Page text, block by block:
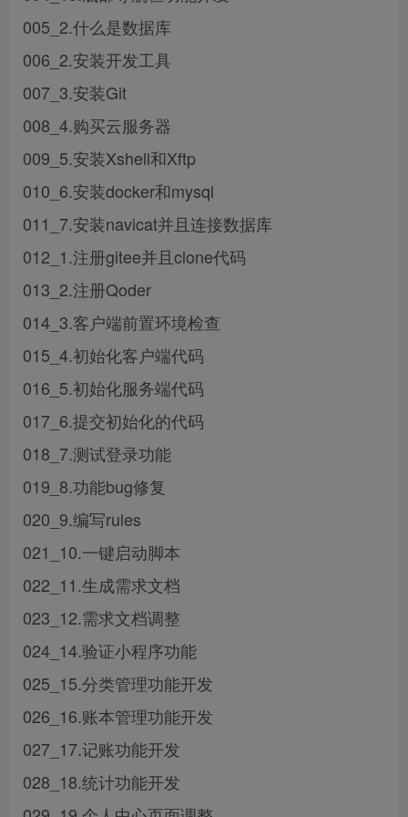
005_2.什么是数据库
006_2.安装开发工具
007_3.安装Git
008_4.购买云服务器
009_5.安装Xshell和Xftp
010_6.安装docker和mysql
011_7.安装navicat并且连接数据库
012_1.注册gitee并且clone代码
013_2.注册Qoder
014_3.客户端前置环境检查
015_4.初始化客户端代码
016_5.初始化服务端代码
017_6.提交初始化的代码
018_7.测试登录功能
019_8.功能bug修复
020_9.编写rules
021_10.一键启动脚本
022_11.生成需求文档
023_12.需求文档调整
024_14.验证小程序功能
025_15.分类管理功能开发
026_16.账本管理功能开发
027_17.记账功能开发
028_18.统计功能开发